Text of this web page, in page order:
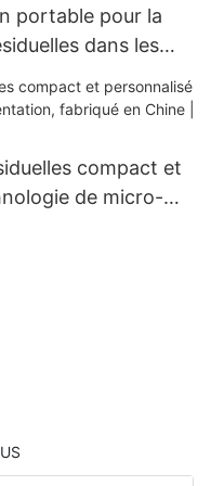
portable pour la
dans les
compact et
de micro-